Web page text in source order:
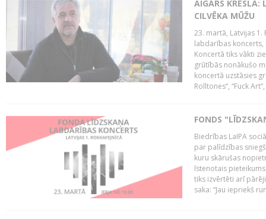
AIGARS KRĒSLA:
CILVĒKA MŪŽU
23. martā, Latvijas 1.
labdarības koncerts,
Koncertā tiks vākti
grūtībās nonākušo
koncertā uzstāsies
Rolltones“, “Fuck
FONDS
Biedrības LaIPA
par palīdzības
kuru skārušas
īstenotais
tiks izvērtēti arī
saka: “Jau iepriekš